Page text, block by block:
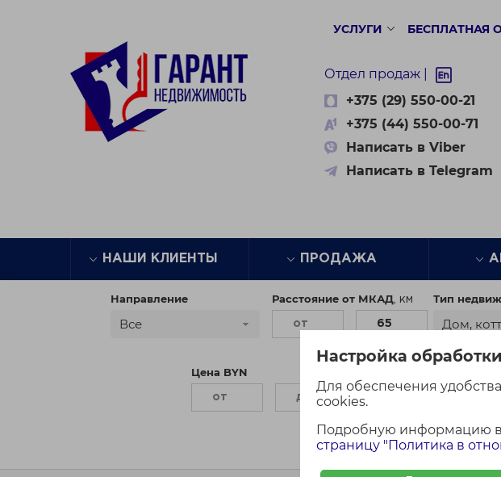
Настройка
Для обеспечения
cookies.
Подробную информацию
страницу "Политика в
УСЛУГИ БЕСПЛАТНАЯ
Отдел продаж |
+375 (29) 550-00-21
+375 (44) 550-00-71
Написать в Viber
Написать в Telegram
НАШИ КЛИЕНТЫ ПРОДАЖА
Направление
Все
Расстояние от МКАД Тип
Цена BYN
Найти